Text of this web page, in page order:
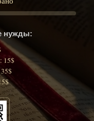
нужды:
15$